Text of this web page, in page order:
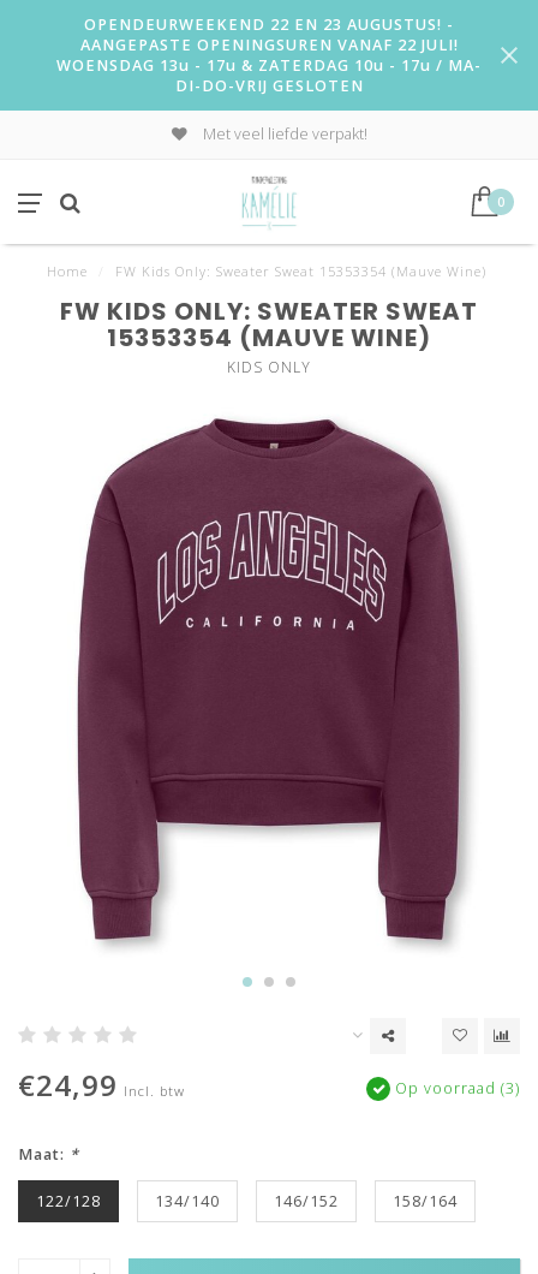
OPENDEURWEEKEND 22 EN 23 AUGUSTUS! -
AANGEPASTE OPENINGSUREN VANAF 22 JULI!
WOENSDAG 13u - 17u & ZATERDAG 10u - 17u / MA-
DI-DO-VRIJ GESLOTEN
Met veel liefde verpakt!
0
Home FW Kids Only: Sweater Sweat 15353354 (Mauve Wine)
FW KIDS ONLY: SWEATER SWEAT
15353354 (MAUVE WINE)
KIDS ONLY
€24,99 Incl. btw Op voorraad (3)
Maat: *
122/128 134/140 146/152 158/164